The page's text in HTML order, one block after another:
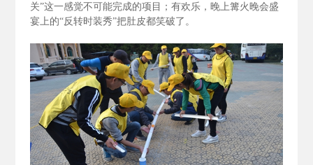
关”这一感觉不可能完成的项目；有欢乐，晚上篝火晚会盛
宴上的“反转时装秀”把肚皮都笑破了。